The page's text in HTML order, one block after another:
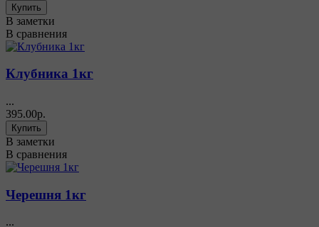
В заметки
В сравнения
Клубника 1кг
...
395.00р.
В заметки
В сравнения
Черешня 1кг
...